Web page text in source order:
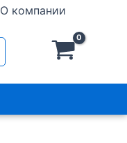
О компании